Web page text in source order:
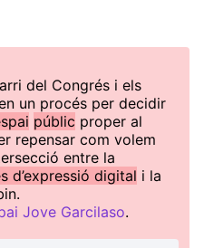
del Congrés i els
un procés per decidir
públic proper al
repensar com volem
entre la
d’expressió digital i la
Jove Garcilaso.